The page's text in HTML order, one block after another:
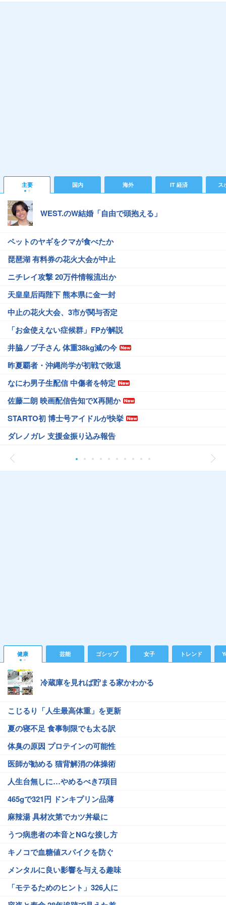
主要 国内 海外 IT 経済 ス
WEST.のW結婚「自由で頭抱える」
ペットのヤギをクマが食べたか
琵琶湖 有料券の花火大会が中止
ニチレイ攻撃 20万件情報流出か
天皇皇后両陛下 熊本県に金一封
中止の花火大会、3市が関与否定
「お金使えない症候群」FPが解説
井脇ノブ子さん 体重38kg減の今
昨夏覇者・沖縄尚学が初戦で敗退
なにわ男子生配信 中傷者を特定
佐藤二朗 映画配信告知でX再開か
STARTO初 博士号アイドルが快挙
ダレノガレ 支援金振り込み報告
健康 芸能 ゴシップ 女子 トレンド
冷蔵庫を見れば貯まる家かわかる
こじるり「人生最高体重」を更新
夏の寝不足 食事制限でも太る訳
体臭の原因 プロテインの可能性
医師が勧める 猫背解消の体操術
人生台無しに…やめるべき7項目
465gで321円 ドンキプリン品薄
麻辣湯 具材次第でカツ丼級に
うつ病患者の本音とNGな接し方
キノコで血糖値スパイクを防ぐ
メンタルに良い影響を与える趣味
「モテるためのヒント」326人に